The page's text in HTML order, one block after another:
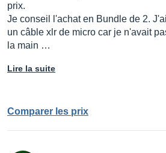
prix.
Je conseil l'achat en Bundle de 2.
un câble xlr de micro car je n'avait
la main …
Lire la suite
Comparer les prix